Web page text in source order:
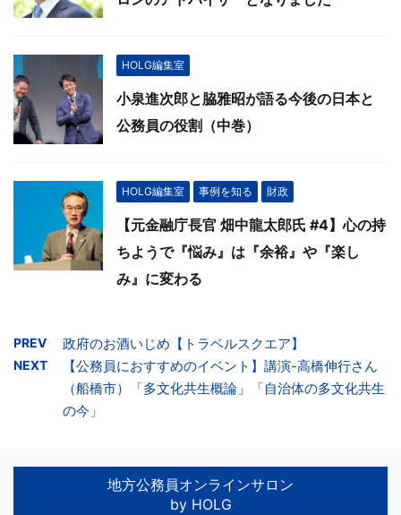
HOLG編集室
小泉進次郎と脇雅昭が語る今後の日本と
公務員の役割（中巻）
HOLG編集室 事例を知る 財政
【元金融庁長官 畑中龍太郎氏 #4】心の持
ちようで『悩み』は『余裕』や『楽し
み』に変わる
PREV 政府のお酒いじめ【トラベルスクエア】
NEXT
【公務員におすすめのイベント】講演-高橋伸行さん
（船橋市）「多文化共生概論」「自治体の多文化共生
の今」
地方公務員オンラインサロン
by HOLG